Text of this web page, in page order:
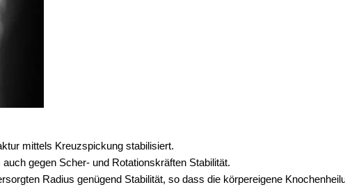
mittels Kreuzspickung stabilisiert.
gegen Scher- und Rotationskräften Stabilität.
Radius genügend Stabilität, so dass die körpereigene